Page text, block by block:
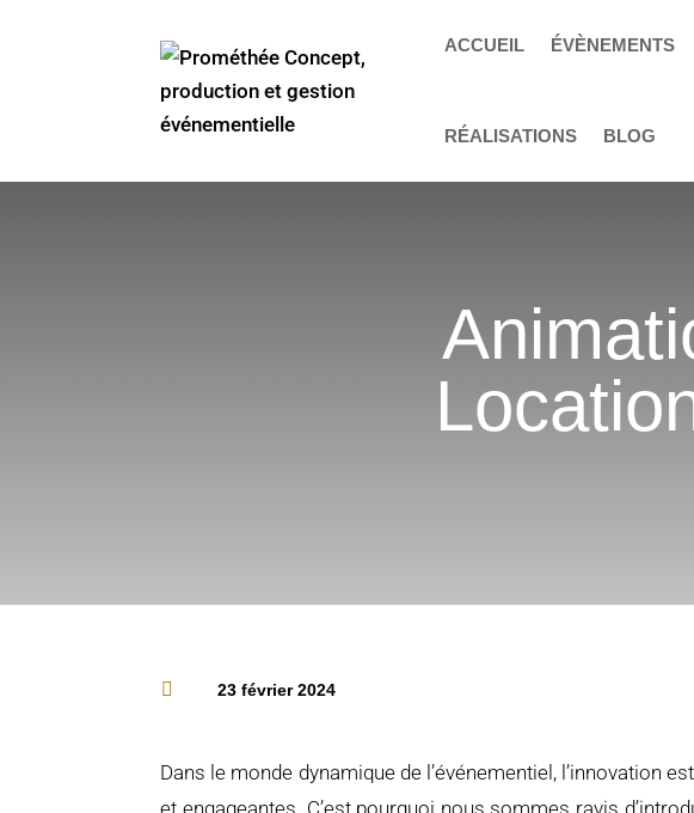
ACCUEIL ÉVÈNEMENTS
RÉALISATIONS BLOG
 23 février 2024
Dans le monde dynamique de l’événementiel, l’innovation est
et engageantes. C’est pourquoi nous sommes ravis